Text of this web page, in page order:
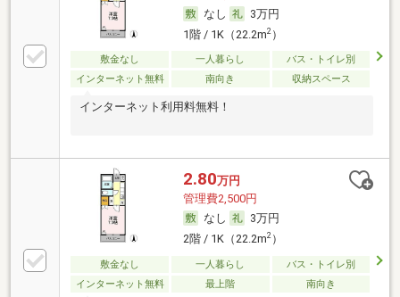
なし
3万円
1階 / 1K（22.2m2）
敷金なし 一人暮らし
バス・トイレ別
インターネット無料
南向き 収納スペース
インターネット利用料無料！
2.80万円
管理費2,500円
なし
3万円
2階 / 1K（22.2m2）
敷金なし 一人暮らし
バス・トイレ別
インターネット無料
最上階 南向き